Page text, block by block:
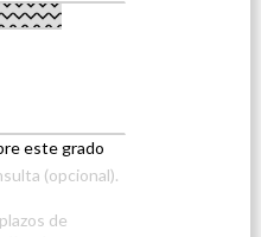
este grado